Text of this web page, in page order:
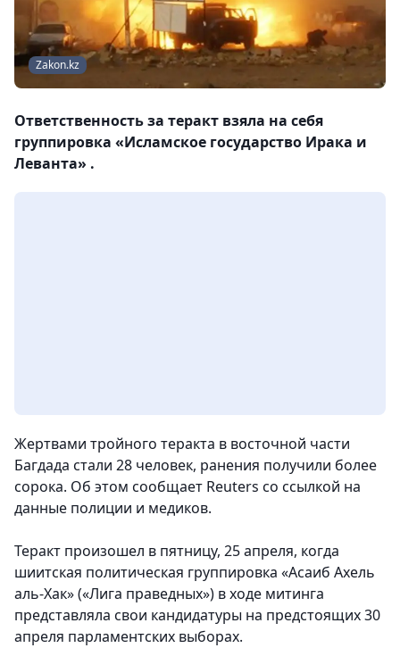
Zakon.kz
Ответственность за теракт взяла на себя
группировка «Исламское государство Ирака и
Леванта» .
Жертвами тройного теракта в восточной части
Багдада стали 28 человек, ранения получили более
сорока. Об этом сообщает Reuters со ссылкой на
данные полиции и медиков.
Теракт произошел в пятницу, 25 апреля, когда
шиитская политическая группировка «Асаиб Ахель
аль-Хак» («Лига праведных») в ходе митинга
представляла свои кандидатуры на предстоящих 30
апреля парламентских выборах.